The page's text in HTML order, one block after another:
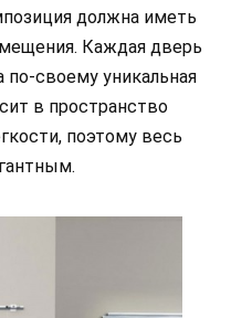
должна иметь
Каждая дверь
по-своему уникальная
в пространство
поэтому весь